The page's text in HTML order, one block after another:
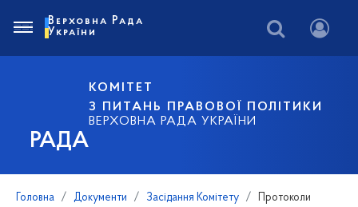
РАДА
КОМІТЕТ
З ПИТАНЬ ПРАВОВОЇ ПОЛІТИКИ
ВЕРХОВНА РАДА УКРАЇНИ
Верховна Рада
України
Головна Документи Засідання Комітету Протоколи